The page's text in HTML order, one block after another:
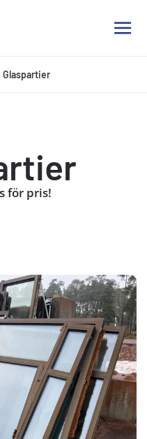
Glaspartier
för pris!